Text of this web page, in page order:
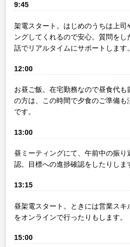
9:45
架電スタート。はじめのうちは上司
ングしてくれるので安心。質問を
話でリアルタイムにサポートします。
12:00
お昼ご飯。在宅勤務なので昼食代
の方は、この時間で夕食のご準備も
です。
13:00
昼ミーティングにて、午前中の振
認。目標への進捗確認をしたりしま
13:15
昼架電スタート。ときには営業ス
をオンラインで行ったりもします。
15:00